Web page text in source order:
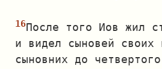
После того Иов жил
и видел сыновей своих
сыновних до